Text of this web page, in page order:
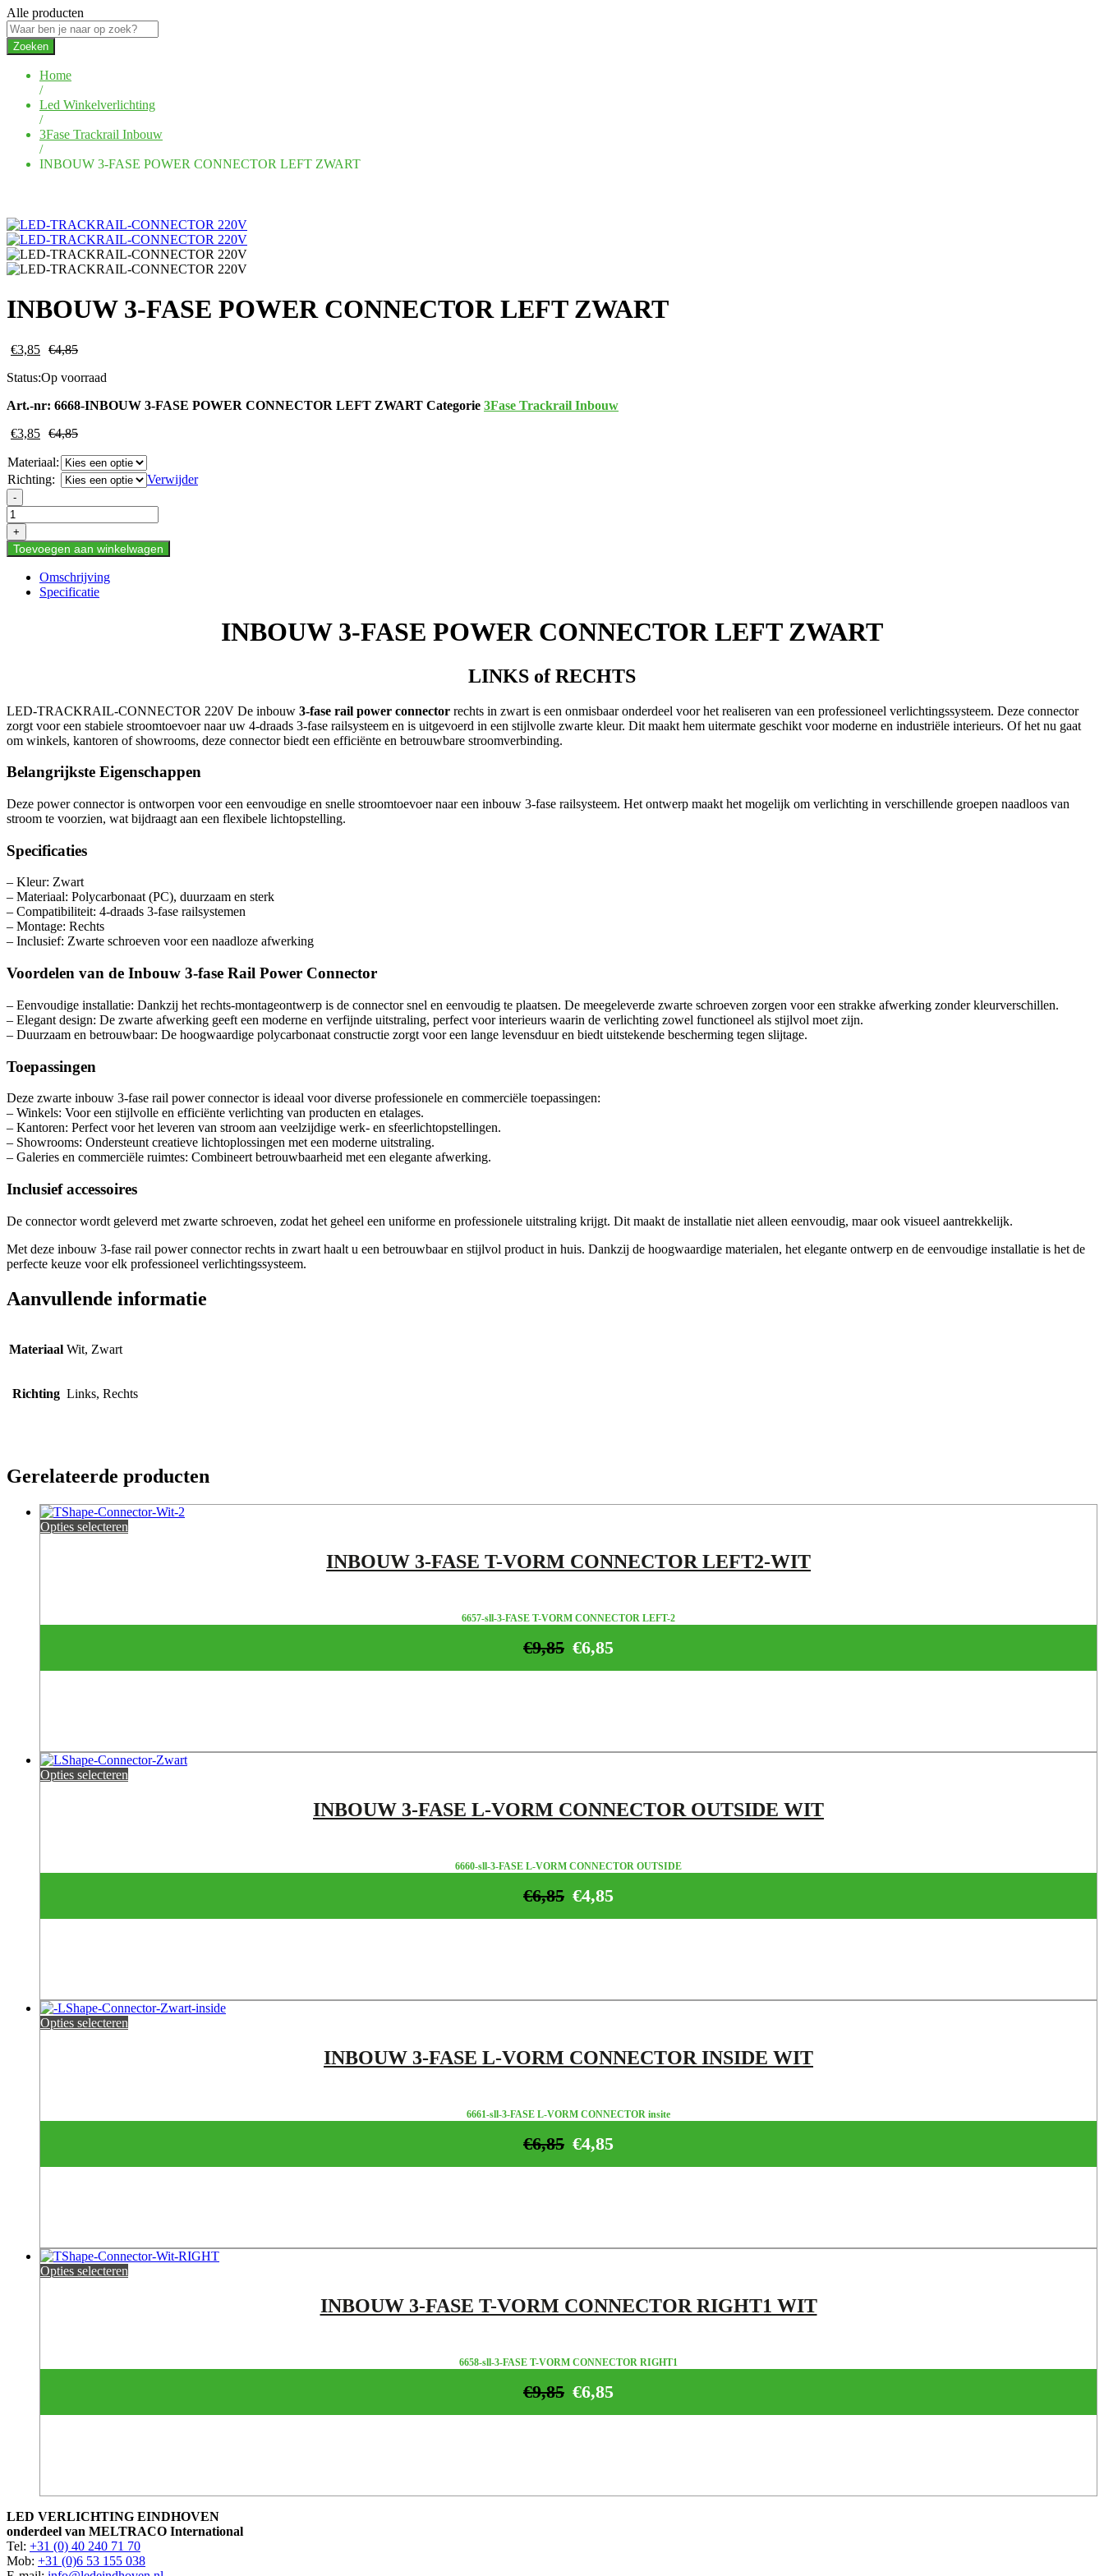
Alle producten
Zoeken
Home
/
Led Winkelverlichting
/
3Fase Trackrail Inbouw
/
INBOUW 3-FASE POWER CONNECTOR LEFT ZWART
INBOUW 3-FASE POWER CONNECTOR LEFT ZWART
€3,85 €4,85
Status:Op voorraad
Art.-nr: 6668-INBOUW 3-FASE POWER CONNECTOR LEFT ZWART Categorie 3Fase Trackrail Inbouw
€3,85 €4,85
Materiaal:
Richting:
Verwijder
INBOUW
3-
FASE
POWER
CONNECTOR
ZWART
aantal
-
+
Toevoegen aan winkelwagen
Omschrijving
Specificatie
INBOUW 3-FASE POWER CONNECTOR LEFT ZWART
LINKS of RECHTS
LED-TRACKRAIL-CONNECTOR 220V De inbouw 3-fase rail power connector rechts in zwart is een onmisbaar onderdeel voor het realiseren van een professioneel verlichtingssysteem. Deze connector
zorgt voor een stabiele stroomtoevoer naar uw 4-draads 3-fase railsysteem en is uitgevoerd in een stijlvolle zwarte kleur. Dit maakt hem uitermate geschikt voor moderne en industriële interieurs. Of het nu gaat
om winkels, kantoren of showrooms, deze connector biedt een efficiënte en betrouwbare stroomverbinding.
Belangrijkste Eigenschappen
Deze power connector is ontworpen voor een eenvoudige en snelle stroomtoevoer naar een inbouw 3-fase railsysteem. Het ontwerp maakt het mogelijk om verlichting in verschillende groepen naadloos van
stroom te voorzien, wat bijdraagt aan een flexibele lichtopstelling.
Specificaties
– Kleur: Zwart
– Materiaal: Polycarbonaat (PC), duurzaam en sterk
– Compatibiliteit: 4-draads 3-fase railsystemen
– Montage: Rechts
– Inclusief: Zwarte schroeven voor een naadloze afwerking
Voordelen van de Inbouw 3-fase Rail Power Connector
– Eenvoudige installatie: Dankzij het rechts-montageontwerp is de connector snel en eenvoudig te plaatsen. De meegeleverde zwarte schroeven zorgen voor een strakke afwerking zonder kleurverschillen.
– Elegant design: De zwarte afwerking geeft een moderne en verfijnde uitstraling, perfect voor interieurs waarin de verlichting zowel functioneel als stijlvol moet zijn.
– Duurzaam en betrouwbaar: De hoogwaardige polycarbonaat constructie zorgt voor een lange levensduur en biedt uitstekende bescherming tegen slijtage.
Toepassingen
Deze zwarte inbouw 3-fase rail power connector is ideaal voor diverse professionele en commerciële toepassingen:
– Winkels: Voor een stijlvolle en efficiënte verlichting van producten en etalages.
– Kantoren: Perfect voor het leveren van stroom aan veelzijdige werk- en sfeerlichtopstellingen.
– Showrooms: Ondersteunt creatieve lichtoplossingen met een moderne uitstraling.
– Galeries en commerciële ruimtes: Combineert betrouwbaarheid met een elegante afwerking.
Inclusief accessoires
De connector wordt geleverd met zwarte schroeven, zodat het geheel een uniforme en professionele uitstraling krijgt. Dit maakt de installatie niet alleen eenvoudig, maar ook visueel aantrekkelijk.
Met deze inbouw 3-fase rail power connector rechts in zwart haalt u een betrouwbaar en stijlvol product in huis. Dankzij de hoogwaardige materialen, het elegante ontwerp en de eenvoudige installatie is het de
perfecte keuze voor elk professioneel verlichtingssysteem.
Aanvullende informatie
Materiaal Wit, Zwart
Richting Links, Rechts
Gerelateerde producten
Opties selecteren
INBOUW 3-FASE T-VORM CONNECTOR LEFT2-WIT
6657-sll-3-FASE T-VORM CONNECTOR LEFT-2
€6,85
€9,85
Opties selecteren
INBOUW 3-FASE L-VORM CONNECTOR OUTSIDE WIT
6660-sll-3-FASE L-VORM CONNECTOR OUTSIDE
€4,85
€6,85
Opties selecteren
INBOUW 3-FASE L-VORM CONNECTOR INSIDE WIT
6661-sll-3-FASE L-VORM CONNECTOR insite
€4,85
€6,85
Opties selecteren
INBOUW 3-FASE T-VORM CONNECTOR RIGHT1 WIT
6658-sll-3-FASE T-VORM CONNECTOR RIGHT1
€6,85
€9,85
LED VERLICHTING EINDHOVEN
onderdeel van MELTRACO International
Tel: +31 (0) 40 240 71 70
Mob: +31 (0)6 53 155 038